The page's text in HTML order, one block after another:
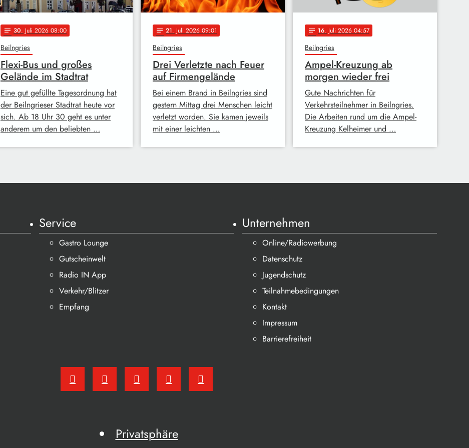
notes 30. Juli 2026 08:00
Beilngries
Flexi-Bus und großes
Gelände im Stadtrat
Eine gut gefüllte Tagesordnung hat
der Beilngrieser Stadtrat heute vor
sich. Ab 18 Uhr 30 geht es unter
anderem um den beliebten …
notes 21. Juli 2026 09:01
Beilngries
Drei Verletzte nach Feuer
auf Firmengelände
Bei einem Brand in Beilngries sind
gestern Mittag drei Menschen leicht
verletzt worden. Sie kamen jeweils
mit einer leichten …
notes 16. Juli 2026 04:57
Beilngries
Ampel-Kreuzung ab
morgen wieder frei
Gute Nachrichten für
Verkehrsteilnehmer in Beilngries.
Die Arbeiten rund um die Ampel-
Kreuzung Kelheimer und …
Service
Gastro Lounge
Gutscheinwelt
Radio IN App
Verkehr/Blitzer
Empfang
Unternehmen
Online/Radiowerbung
Datenschutz
Jugendschutz
Teilnahmebedingungen
Kontakt
Impressum
Barrierefreiheit
Privatsphäre